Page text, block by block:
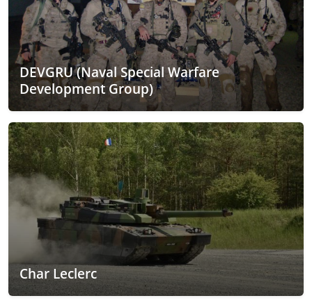
DEVGRU (Naval Special Warfare
Development Group)
Char Leclerc